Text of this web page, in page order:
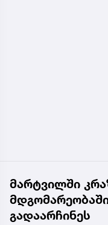
მარტვილში
გადაარჩინეს